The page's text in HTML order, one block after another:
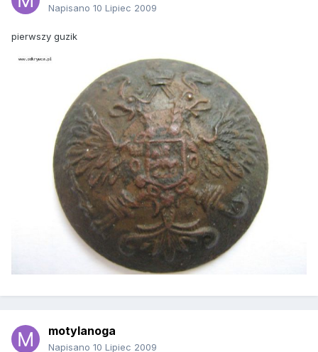
Napisano 10 Lipiec 2009
pierwszy guzik
motylanoga
Napisano 10 Lipiec 2009